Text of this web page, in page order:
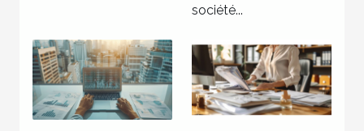
société...